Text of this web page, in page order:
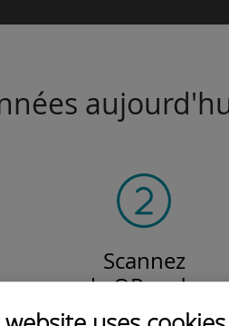
Scannez
le QR code
pour activer votre forfait